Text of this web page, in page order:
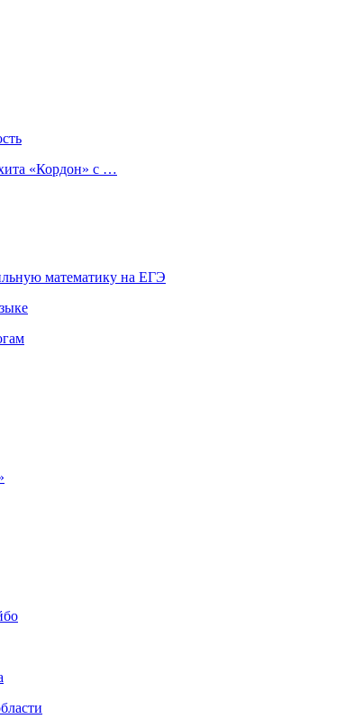
«Кордон» с …
математику на ЕГЭ